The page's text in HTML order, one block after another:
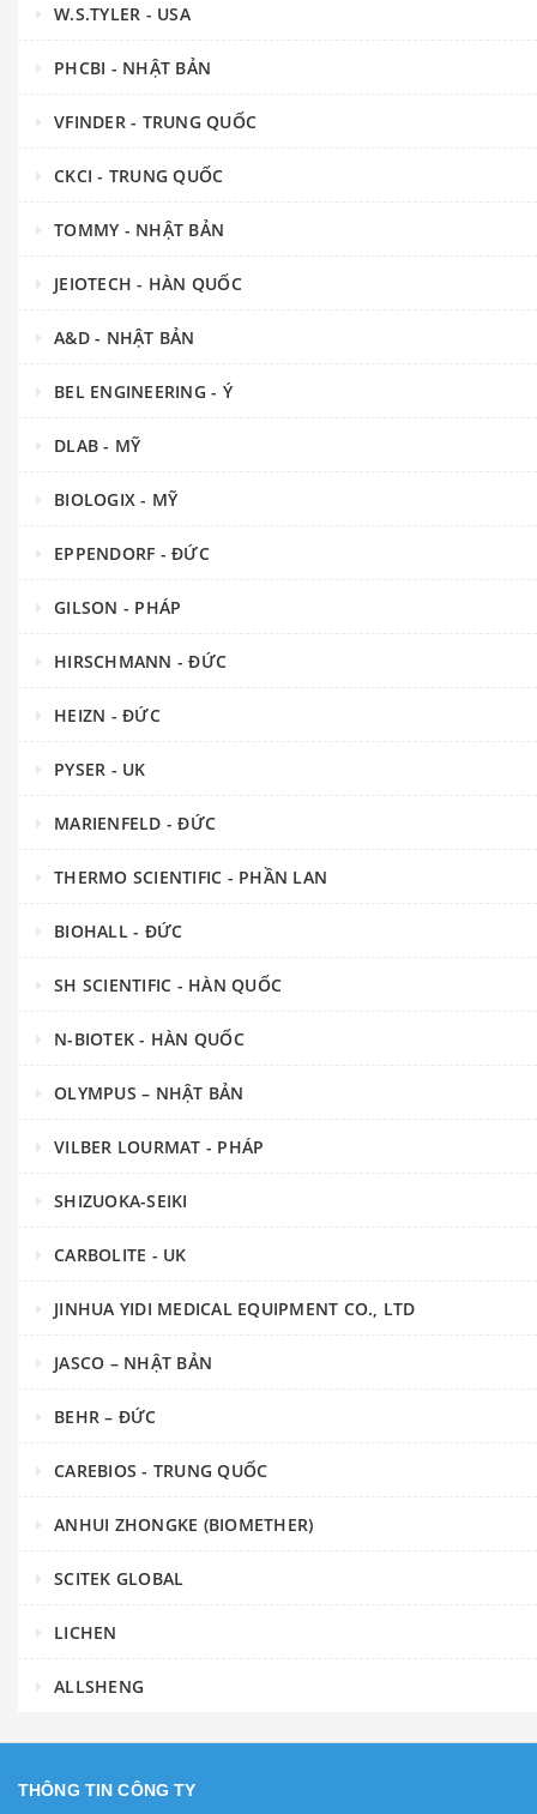
W.S.TYLER - USA
PHCBI - NHẬT BẢN
VFINDER - TRUNG QUỐC
CKCI - TRUNG QUỐC
TOMMY - NHẬT BẢN
JEIOTECH - HÀN QUỐC
A&D - NHẬT BẢN
BEL ENGINEERING - Ý
DLAB - MỸ
BIOLOGIX - MỸ
EPPENDORF - ĐỨC
GILSON - PHÁP
HIRSCHMANN - ĐỨC
HEIZN - ĐỨC
PYSER - UK
MARIENFELD - ĐỨC
THERMO SCIENTIFIC - PHẦN LAN
BIOHALL - ĐỨC
SH SCIENTIFIC - HÀN QUỐC
N-BIOTEK - HÀN QUỐC
OLYMPUS – NHẬT BẢN
VILBER LOURMAT - PHÁP
SHIZUOKA-SEIKI
CARBOLITE - UK
JINHUA YIDI MEDICAL EQUIPMENT CO., LTD
JASCO – NHẬT BẢN
BEHR – ĐỨC
CAREBIOS - TRUNG QUỐC
ANHUI ZHONGKE (BIOMETHER)
SCITEK GLOBAL
LICHEN
ALLSHENG
THÔNG TIN CÔNG TY